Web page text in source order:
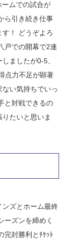
ムでの試合が
ら引き続き仕事
！ どうぞよろ
戸での開幕で2連
ましたが0-5、
点力不足が顕著
い気持ちでいっ
と対戦できるの
たいと思いま
ズとホーム最終
ーズンを締めく
完封勝利とﾁｹｯﾄ